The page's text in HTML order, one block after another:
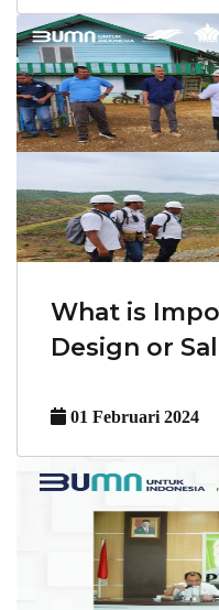
What is
Design or
01 Februari 2024